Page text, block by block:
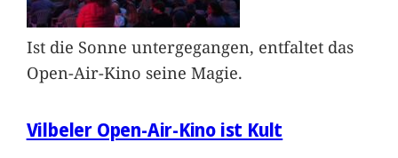
Ist die Sonne untergegangen, entfaltet das
Open-Air-Kino seine Magie.
Vilbeler Open-Air-Kino ist Kult